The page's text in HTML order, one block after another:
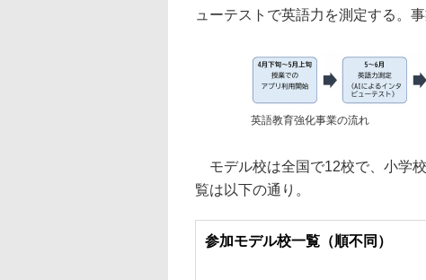
ューテストで英語力を測定する。
英語教育強化事業の流れ
モデル校は全国で12校で、小学
覧は以下の通り。
参加モデル校一覧（順不同）